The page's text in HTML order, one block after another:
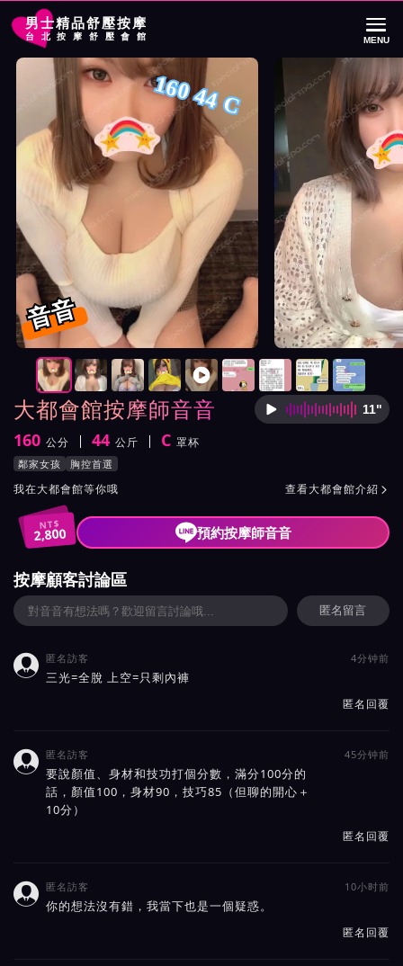
男士精品舒壓按摩
台北按摩舒壓會館 MENU
首頁 大都會館按摩師音音詳細介紹
大都會館按摩師音音 按摩師
11"
身高
160 公分
體重 44 公斤
罩杯 C 罩杯
按摩師音音服務風格與特色
鄰家女孩 胸控首選
按摩師音音所屬按摩會館介紹與班表
我在大都會館等你哦 查看大都會館介紹 
NT$
2,800 預約按摩師音音
大都會館按摩師音音照片展示與影片介
音音
160 44 C
按摩師音音照片展示與影片介紹及客戶評價截屏展示
按摩顧客討論區
匿名留言
 匿名訪客 4分钟前
三光=全脫 上空=只剩內褲
匿名回覆
 匿名訪客 45分钟前
要說顏值、身材和技功打個分數，滿分100分的
話，顏值100，身材90，技巧85（但聊的開心＋
10分）
匿名回覆
 匿名訪客 10小时前
你的想法沒有錯，我當下也是一個疑惑。
匿名回覆